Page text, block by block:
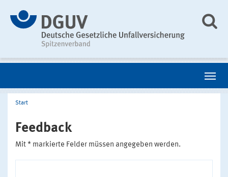
Start
Feedback
Mit * markierte Felder müssen angegeben werden.